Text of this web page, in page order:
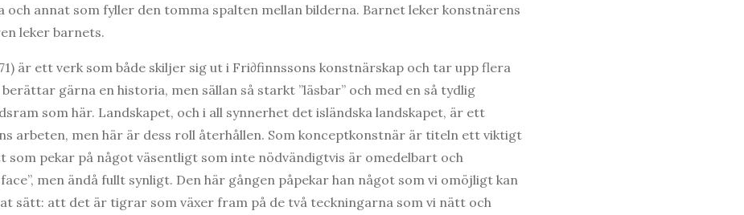
och annat som fyller den tomma spalten mellan bilderna. Barnet leker konstnärens
leker barnets.
är ett verk som både skiljer sig ut i Fri∂finnssons konstnärskap och tar upp flera
gärna en historia, men sällan så starkt ”läsbar” och med en så tydlig
som här. Landskapet, och i all synnerhet det isländska landskapet, är ett
arbeten, men här är dess roll återhållen. Som konceptkonstnär är titeln ett viktigt
som pekar på något väsentligt som inte nödvändigtvis är omedelbart och
men ändå fullt synligt. Den här gången påpekar han något som vi omöjligt kan
sätt: att det är tigrar som växer fram på de två teckningarna som vi nätt och